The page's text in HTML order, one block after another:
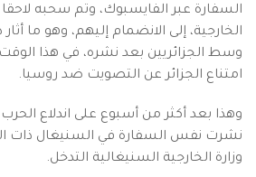
السفارة عبر الفايسبوك، وتم سحبه لاحقا
الخارجية، إلى الانضمام إليهم، وهو ما
وسط الجزائريين بعد نشره، في هذا
امتناع الجزائر عن التصويت ضد روسيا.
وهذا بعد أكثر من أسبوع على اندلاع الحرب
نشرت نفس السفارة في السنيغال ذات
وزارة الخارجية السنيغالية التدخل.